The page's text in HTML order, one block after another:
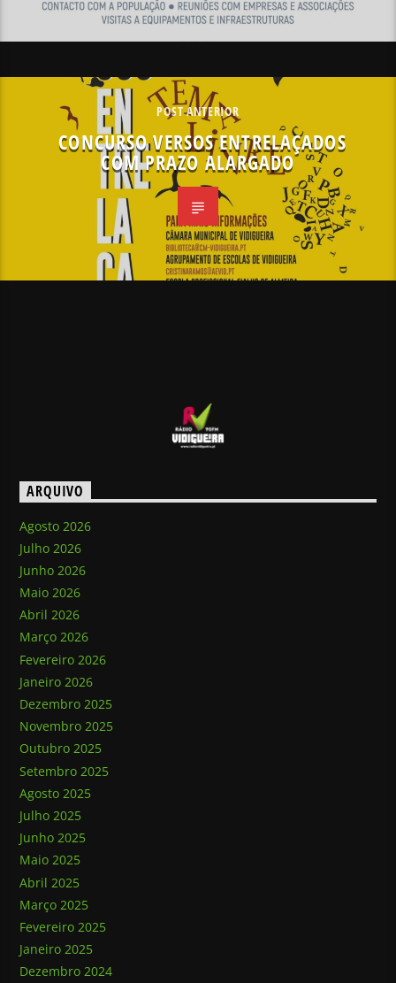
POST ANTERIOR
CONCURSO VERSOS ENTRELAÇADOS
COM PRAZO ALARGADO
ARQUIVO
Agosto 2026
Julho 2026
Junho 2026
Maio 2026
Abril 2026
Março 2026
Fevereiro 2026
Janeiro 2026
Dezembro 2025
Novembro 2025
Outubro 2025
Setembro 2025
Agosto 2025
Julho 2025
Junho 2025
Maio 2025
Abril 2025
Março 2025
Fevereiro 2025
Janeiro 2025
Dezembro 2024